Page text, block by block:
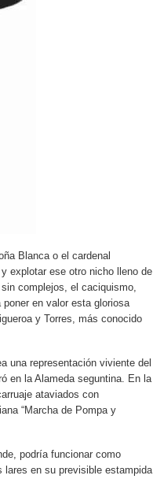
Blanca o el cardenal
explotar ese otro nicho lleno de
complejos, el caciquismo,
en valor esta gloriosa
y Torres, más conocido
una representación viviente del
en la Alameda seguntina. En la
ataviados con
“Marcha de Pompa y
podría funcionar como
lares en su previsible estampida